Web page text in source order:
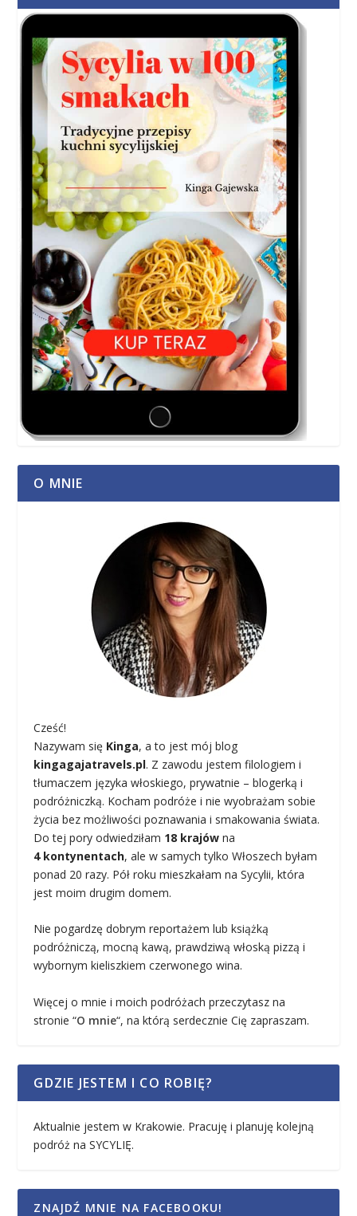
O MNIE
Cześć!
Nazywam się Kinga, a to jest mój blog
kingagajatravels.pl. Z zawodu jestem filologiem i
tłumaczem języka włoskiego, prywatnie – blogerką i
podróżniczką. Kocham podróże i nie wyobrażam sobie
życia bez możliwości poznawania i smakowania świata.
Do tej pory odwiedziłam 18 krajów na
4 kontynentach, ale w samych tylko Włoszech byłam
ponad 20 razy. Pół roku mieszkałam na Sycylii, która
jest moim drugim domem.
Nie pogardzę dobrym reportażem lub książką
podróżniczą, mocną kawą, prawdziwą włoską pizzą i
wybornym kieliszkiem czerwonego wina.
Więcej o mnie i moich podróżach przeczytasz na
stronie “O mnie“, na którą serdecznie Cię zapraszam.
GDZIE JESTEM I CO ROBIĘ?
Aktualnie jestem w Krakowie. Pracuję i planuję kolejną
podróż na SYCYLIĘ.
ZNAJDŹ MNIE NA FACEBOOKU!